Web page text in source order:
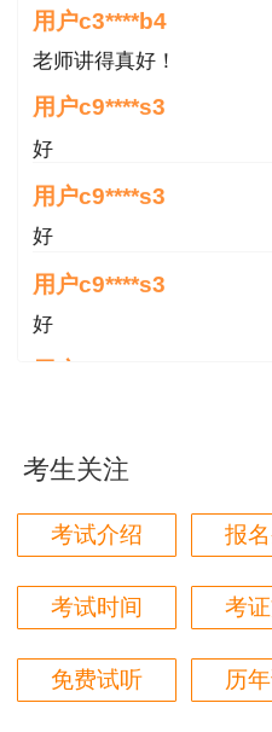
（7）化工事故应急
事故灾害类型的应急救
应的应急预案和现场处
事故类型的特点，判定
符合性。
范，分析、判断化工企
防控措施，掌握灭火剂
象，掌握化工企业消防
推荐阅读：
【重磅】2019年中
纲发布
【免费直播】注安
【解读视频】新政发布
用户c3****b4
老师讲得真好！
用户c9****s3
好
用户c9****s3
好
用户c9****s3
好
用户zh****11
用户zh****87
贾老师讲的太好了，题库
用户zh****94
老师们讲的很好，通俗易
建筑专业跟网校过了，今
考生关注
考试介绍 报
考试时间 考
免费试听 历